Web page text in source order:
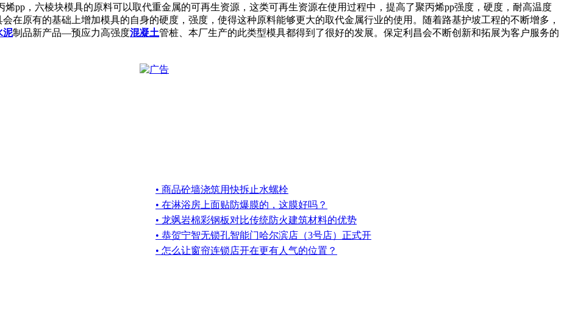
pp，六棱块模具的原料可以取代重金属的可再生资源，这类可再生资源在使用过程中，提高了聚丙烯pp强度，硬度，耐高温度
在原有的基础上增加模具的自身的硬度，强度，使得这种原料能够更大的取代金属行业的使用。随着路基护坡工程的不断增多，
泥制品新产品—预应力高强度混凝土管桩、本厂生产的此类型模具都得到了很好的发展。保定利昌会不断创新和拓展为客户服务的
• 商品砼墙浇筑用快拆止水螺栓
• 在淋浴房上面贴防爆膜的，这膜好吗？
• 龙飒岩棉彩钢板对比传统防火建筑材料的优势
• 恭贺宁智无锁孔智能门哈尔滨店（3号店）正式开
• 怎么让窗帘连锁店开在更有人气的位置？